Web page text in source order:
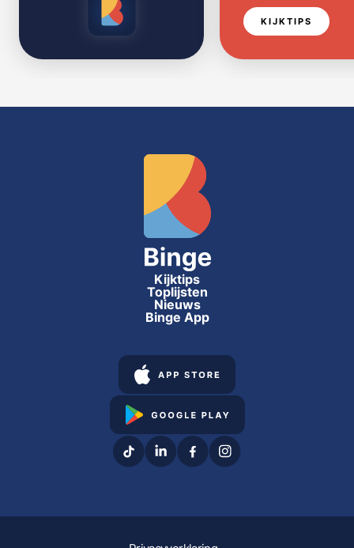
KIJKTIPS
Kijktips
Toplijsten
Nieuws
Binge App